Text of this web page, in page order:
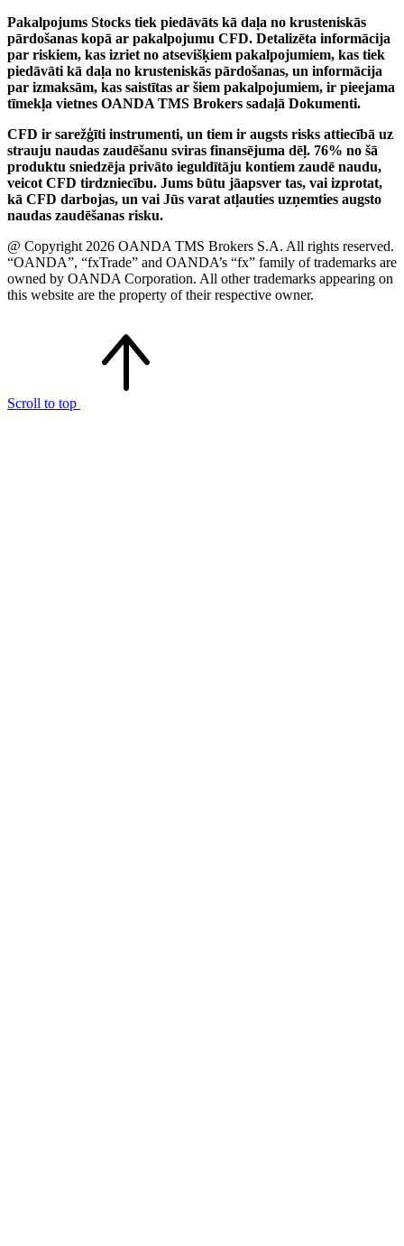
Pakalpojums Stocks tiek piedāvāts kā daļa no krusteniskās
pārdošanas kopā ar pakalpojumu CFD. Detalizēta informācija
par riskiem, kas izriet no atsevišķiem pakalpojumiem, kas tiek
piedāvāti kā daļa no krusteniskās pārdošanas, un informācija
par izmaksām, kas saistītas ar šiem pakalpojumiem, ir pieejama
tīmekļa vietnes OANDA TMS Brokers sadaļā Dokumenti.
CFD ir sarežģīti instrumenti, un tiem ir augsts risks attiecībā uz
strauju naudas zaudēšanu sviras finansējuma dēļ. 76% no šā
produktu sniedzēja privāto ieguldītāju kontiem zaudē naudu,
veicot CFD tirdzniecību. Jums būtu jāapsver tas, vai izprotat,
kā CFD darbojas, un vai Jūs varat atļauties uzņemties augsto
naudas zaudēšanas risku.
@ Copyright 2026 OANDA TMS Brokers S.A. All rights reserved.
“OANDA”, “fxTrade” and OANDA’s “fx” family of trademarks are
owned by OANDA Corporation. All other trademarks appearing on
this website are the property of their respective owner.
Scroll to top